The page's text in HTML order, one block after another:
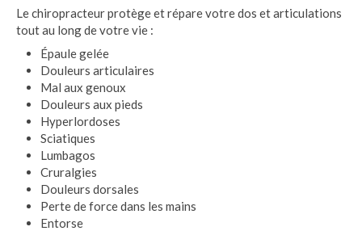
Le chiropracteur protège et répare votre dos et articulations
tout au long de votre vie :
Épaule gelée
Douleurs articulaires
Mal aux genoux
Douleurs aux pieds
Hyperlordoses
Sciatiques
Lumbagos
Cruralgies
Douleurs dorsales
Perte de force dans les mains
Entorse